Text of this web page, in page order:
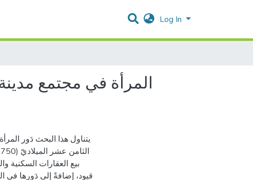
Log In
المرأة في مجتمع
يتناول هذا البحث دَور
بيع العقارات السكنية
قيود، إضافةً إلى دَورها في